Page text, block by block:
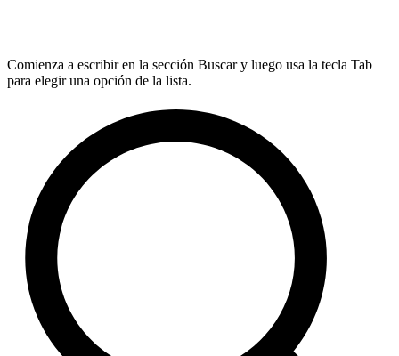
Comienza a escribir en la sección Buscar y luego usa la tecla Tab
para elegir una opción de la lista.